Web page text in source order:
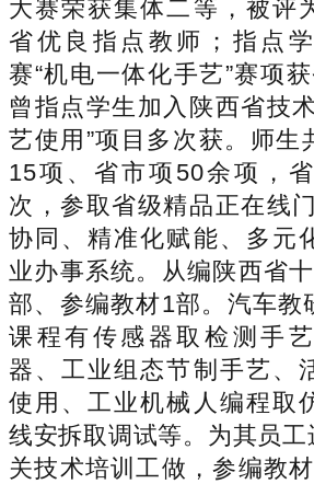
大赛荣获集体二等，被评
省优良指点教师；指点
赛“机电一体化手艺”赛项
曾指点学生加入陕西省技
艺使用”项目多次获。师生
15项、省市项50余项，
次，参取省级精品正在线
协同、精准化赋能、多元
业办事系统。从编陕西省
部、参编教材1部。汽车教
课程有传感器取检测手
器、工业组态节制手艺、
使用、工业机械人编程取
线安拆取调试等。为其员
关技术培训工做，参编教